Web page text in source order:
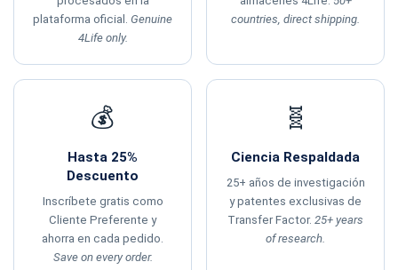
plataforma oficial. Genuine
4Life only.
countries, direct shipping.
💰
Hasta 25%
Descuento
Inscríbete gratis como
Cliente Preferente y
ahorra en cada pedido.
Save on every order.
🧬
Ciencia Respaldada
25+ años de investigación
y patentes exclusivas de
Transfer Factor. 25+ years
of research.